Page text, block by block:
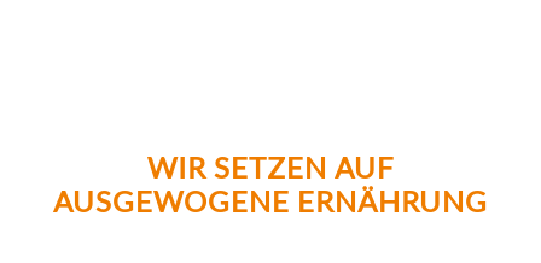
WIR SETZEN AUF
AUSGEWOGENE ERNÄHRUNG